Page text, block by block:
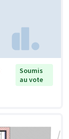
Soumis
au vote